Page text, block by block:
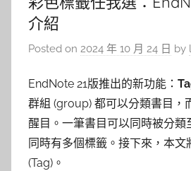
介紹
Posted on 2024 年 10 月 24 日 by
EndNote 21版推出的新功能：
群組 (group) 都可以分類書目，
醒目。一筆書目可以同時被分類
同時有多個標籤。接下來，本
(Tag)。